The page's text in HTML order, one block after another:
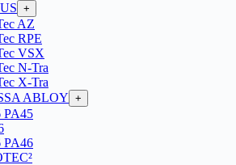
+
AZ
RPE
VSX
N-Tra
X-Tra
ABLOY +
PA45
PA46